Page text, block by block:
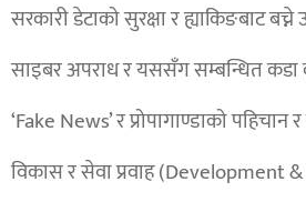
सरकारी डेटाको सुरक्षा र ह्याकिङबाट बच्ने
साइबर अपराध र यससँग सम्बन्धित कडा
‘Fake News’ र प्रोपागाण्डाको पहिचान
विकास र सेवा प्रवाह (Development